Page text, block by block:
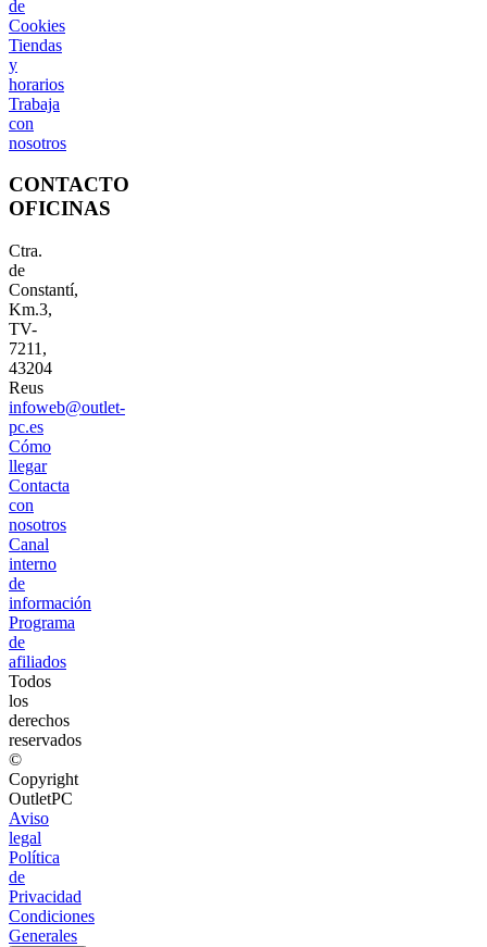
de
Cookies
Tiendas
y
horarios
Trabaja
con
nosotros
CONTACTO
OFICINAS
Ctra.
de
Constantí,
Km.3,
TV-
7211,
43204
Reus
infoweb@outlet-
pc.es
Cómo
llegar
Contacta
con
nosotros
Canal
interno
de
información
Programa
de
afiliados
Todos
los
derechos
reservados
©
Copyright
OutletPC
Aviso
legal
Política
de
Privacidad
Condiciones
Generales